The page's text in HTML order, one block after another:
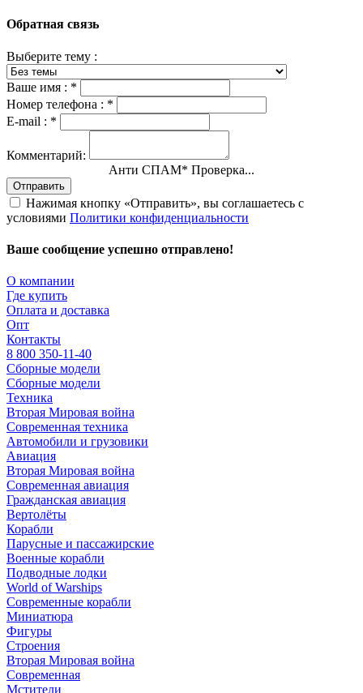
Обратная связь
Выберите тему :
Ваше имя : *
Номер телефона : *
E-mail : *
Комментарий:
Анти СПАМ* Проверка...
Отправить
Нажимая кнопку «Отправить», вы соглашаетесь с
условиями Политики конфиденциальности
Ваше сообщение успешно отправлено!
О компании
Где купить
Оплата и доставка
Опт
Контакты
8 800 350-11-40
Сборные модели
Сборные модели
Техника
Вторая Мировая война
Современная техника
Автомобили и грузовики
Авиация
Вторая Мировая война
Современная авиация
Гражданская авиация
Вертолёты
Корабли
Парусные и пассажирские
Военные корабли
Подводные лодки
World of Warships
Современные корабли
Миниатюра
Фигуры
Строения
Вторая Мировая война
Современная
Мстители